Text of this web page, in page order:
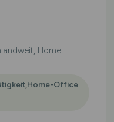
Home
Office